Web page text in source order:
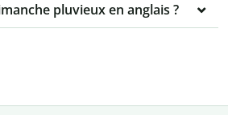
pluvieux en anglais ?